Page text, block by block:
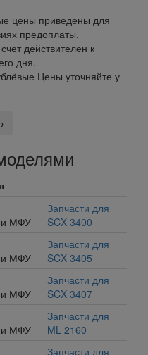
цены приведены для
предоплаты.
действителен к
дня.
Цены уточняйте у
и МФУ
Запчасти для
SCX 3400
и МФУ
Запчасти для
SCX 3405
и МФУ
Запчасти для
SCX 3407
и МФУ
Запчасти для
ML 2160
Запчасти для